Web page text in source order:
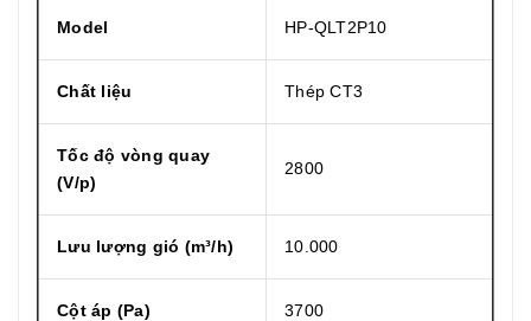
Model HP-QLT2P10
Chất liệu Thép CT3
Tốc độ vòng quay
(V/p)
2800
Lưu lượng gió (m³/h) 10.000
Cột áp (Pa) 3700